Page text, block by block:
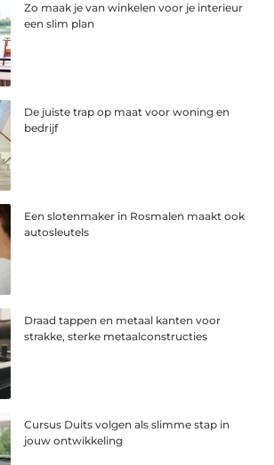
Zo maak je van winkelen voor je interieur
een slim plan
De juiste trap op maat voor woning en
bedrijf
Een slotenmaker in Rosmalen maakt ook
autosleutels
Draad tappen en metaal kanten voor
strakke, sterke metaalconstructies
Cursus Duits volgen als slimme stap in
jouw ontwikkeling